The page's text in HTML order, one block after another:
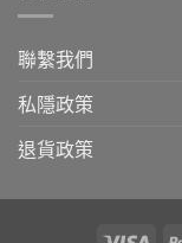
聯繫我們
私隱政策
退貨政策